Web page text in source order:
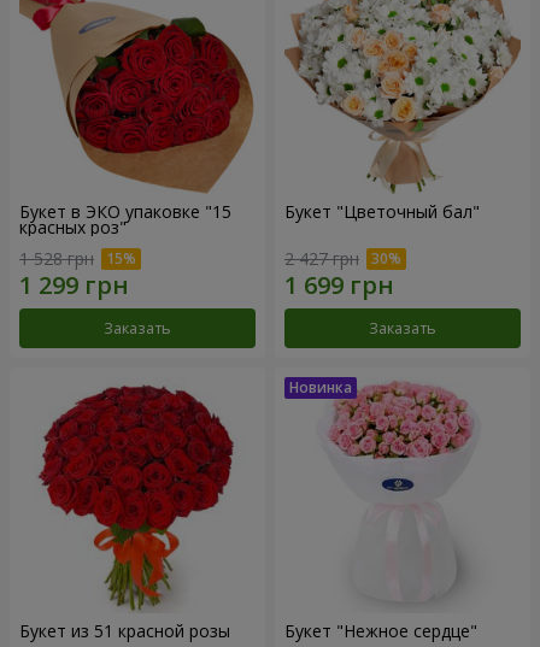
Букет в ЭКО упаковке "15
красных роз"
1 528 грн
Заказать
Букет "Цветочный бал"
2 427 грн
Заказать
Букет из 51 красной розы Букет "Нежное сердце"